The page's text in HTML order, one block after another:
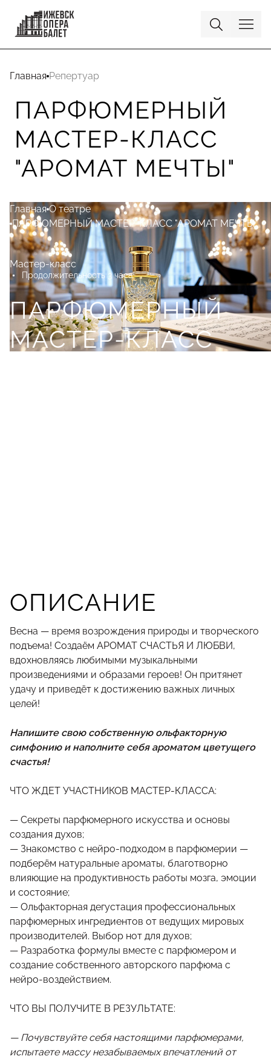
Главная Репертуар
ПАРФЮМЕРНЫЙ
МАСТЕР-КЛАСС
"АРОМАТ МЕЧТЫ"
Главная О театре
ПАРФЮМЕРНЫЙ МАСТЕР-КЛАСС "АРОМАТ МЕЧТЫ"
Мастер-класс
Продолжительность 3 часа
ПАРФЮМЕРНЫЙ
МАСТЕР-КЛАСС
ОПИСАНИЕ
Весна — время возрождения природы и творческого
подъема! Создаём АРОМАТ СЧАСТЬЯ И ЛЮБВИ,
вдохновляясь любимыми музыкальными
произведениями и образами героев! Он притянет
удачу и приведёт к достижению важных личных
целей!
Напишите свою собственную ольфакторную
симфонию и наполните себя ароматом цветущего
счастья!
ЧТО ЖДЕТ УЧАСТНИКОВ МАСТЕР-КЛАССА:
— Секреты парфюмерного искусства и основы
создания духов;
— Знакомство с нейро‑подходом в парфюмерии —
подберём натуральные ароматы, благотворно
влияющие на продуктивность работы мозга, эмоции
и состояние;
— Ольфакторная дегустация профессиональных
парфюмерных ингредиентов от ведущих мировых
производителей. Выбор нот для духов;
— Разработка формулы вместе с парфюмером и
создание собственного авторского парфюма с
нейро-воздействием.
ЧТО ВЫ ПОЛУЧИТЕ В РЕЗУЛЬТАТЕ:
— Почувствуйте себя настоящими парфюмерами,
испытаете массу незабываемых впечатлений от